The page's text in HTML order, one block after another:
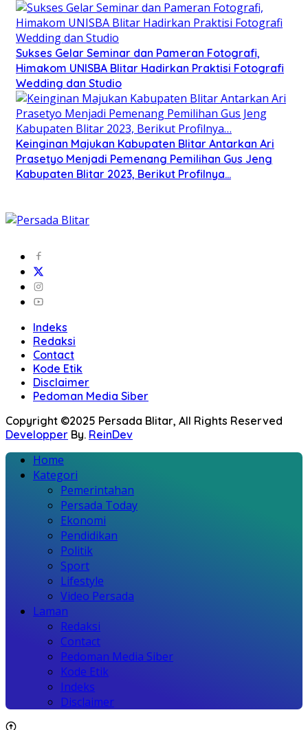
Sukses Gelar Seminar dan Pameran Fotografi,
Himakom UNISBA Blitar Hadirkan Praktisi Fotografi
Wedding dan Studio
Keinginan Majukan Kabupaten Blitar Antarkan Ari
Prasetyo Menjadi Pemenang Pemilihan Gus Jeng
Kabupaten Blitar 2023, Berikut Profilnya…
Indeks
Redaksi
Contact
Kode Etik
Disclaimer
Pedoman Media Siber
Copyright ©2025 Persada Blitar, All Rights Reserved
Developper By. ReinDev
Home
Kategori
Pemerintahan
Persada Today
Ekonomi
Pendidikan
Politik
Sport
Lifestyle
Video Persada
Laman
Redaksi
Contact
Pedoman Media Siber
Kode Etik
Indeks
Disclaimer